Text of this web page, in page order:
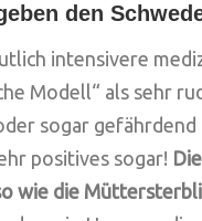
den
intensivere
Modell“ als sehr
sogar
positives sogar!
wie die